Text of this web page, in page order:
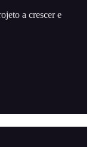
a crescer e